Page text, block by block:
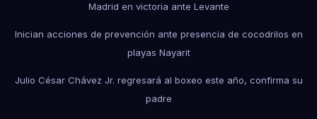
Madrid en victoria ante Levante
Inician acciones de prevención ante presencia de cocodrilos en
playas Nayarit
Julio César Chávez Jr. regresará al boxeo este año, confirma su
padre